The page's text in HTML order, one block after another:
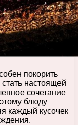
покорить
настоящей
сочетание
блюду
каждый кусочек